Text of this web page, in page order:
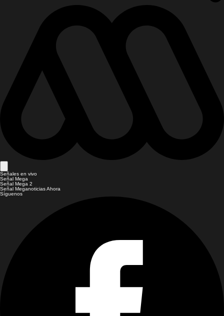
Señales en vivo
Señal Mega
Señal Mega 2
Señal Meganoticias Ahora
Síguenos